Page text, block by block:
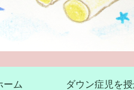
ーム ダウン症児を